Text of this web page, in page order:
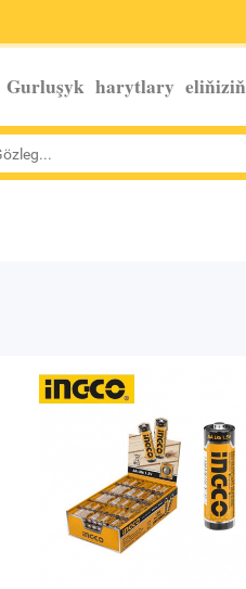
Gurluşyk harytlary eliňiziň